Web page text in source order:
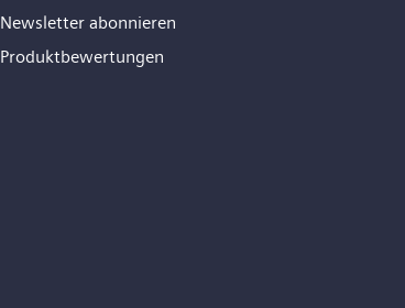
Newsletter abonnieren
Produktbewertungen